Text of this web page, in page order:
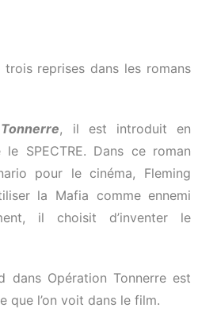
reprises dans les romans
, il est introduit en
SPECTRE. Dans ce roman
pour le cinéma, Fleming
la Mafia comme ennemi
il choisit d’inventer le
dans Opération Tonnerre est
que l’on voit dans le film.